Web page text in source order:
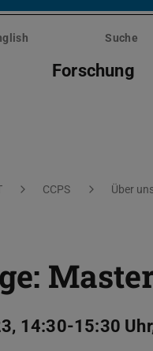
Suche
Forschung
CCPS Über
14:30-15:30